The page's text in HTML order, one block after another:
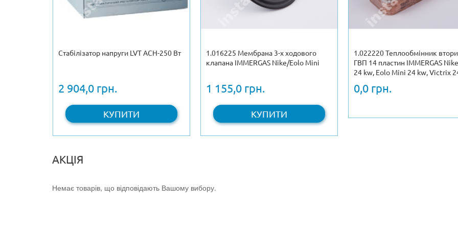
Стабілізатор напруги LVT АСН-250 Вт
2 904,0 грн.
КУПИТИ
1.016225 Мембрана 3-х ходового
клапана IMMERGAS Nike/Eolo Mini
1 155,0 грн.
КУПИТИ
1.022220 Теплообмінник
ГВП 14 пластин IMMERGAS
24 kw, Eolo Mini 24 kw, Victrix
0,0 грн.
АКЦІЯ
Немає товарів, що відповідають Вашому вибору.